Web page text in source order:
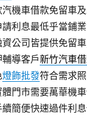
機車借款免留車
利息最低乎當鋪
公司皆提供免留
導客戶新竹汽車
燈飾批發符合需求
體門市需要萬華機
簡便快速過件利